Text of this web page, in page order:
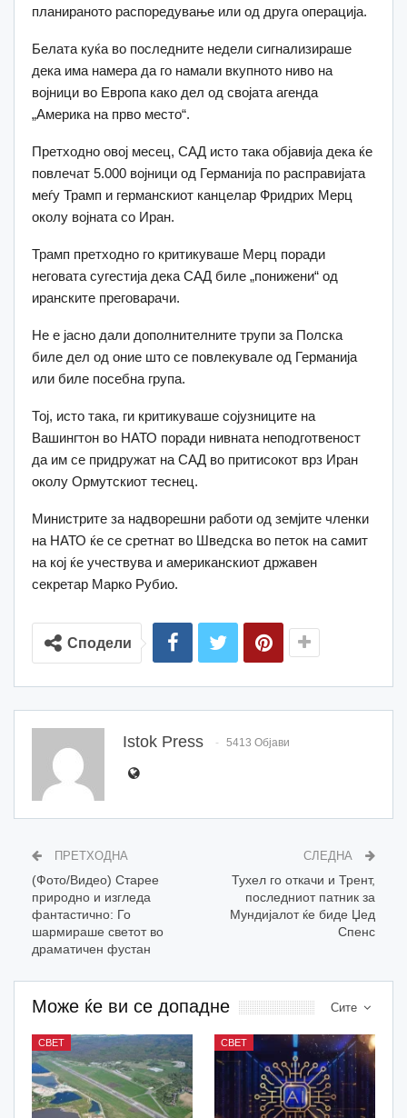
планираното распоредување или од друга операција.
Белата куќа во последните недели сигнализираше
дека има намера да го намали вкупното ниво на
војници во Европа како дел од својата агенда
„Америка на прво место“.
Претходно овој месец, САД исто така објавија дека ќе
повлечат 5.000 војници од Германија по расправијата
меѓу Трамп и германскиот канцелар Фридрих Мерц
околу војната со Иран.
Трамп претходно го критикуваше Мерц поради
неговата сугестија дека САД биле „понижени“ од
иранските преговарачи.
Не е јасно дали дополнителните трупи за Полска
биле дел од оние што се повлекувале од Германија
или биле посебна група.
Тој, исто така, ги критикуваше сојузниците на
Вашингтон во НАТО поради нивната неподготвеност
да им се придружат на САД во притисокот врз Иран
околу Ормутскиот теснец.
Министрите за надворешни работи од земјите членки
на НАТО ќе се сретнат во Шведска во петок на самит
на кој ќе учествува и американскиот државен
секретар Марко Рубио.
Сподели
Istok Press 5413 Објави
ПРЕТХОДНА
(Фото/Видео) Старее
природно и изгледа
фантастично: Го
шармираше светот во
драматичен фустан
СЛЕДНА
Тухел го откачи и Трент,
последниот патник за
Мундијалот ќе биде Џед
Спенс
Сите
Може ќе ви се допадне
СВЕТ СВЕТ